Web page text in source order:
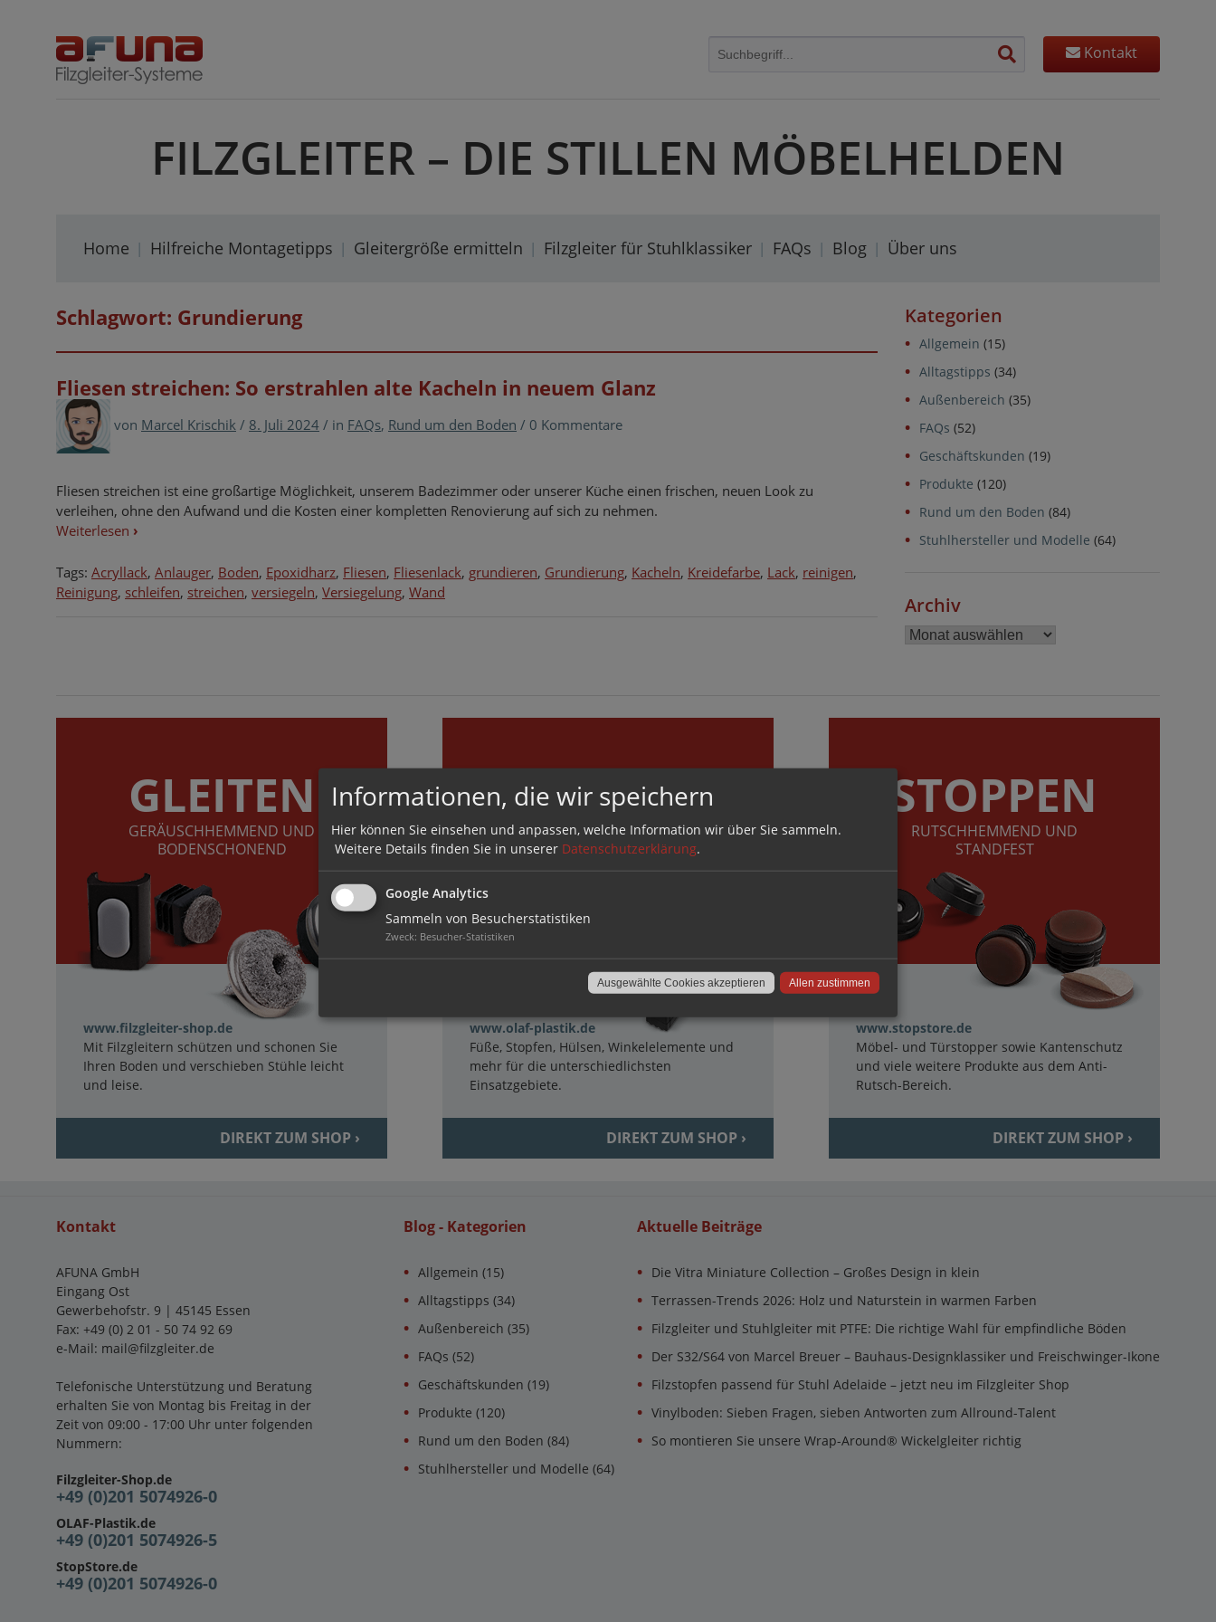
Kontakt
FILZGLEITER – DIE STILLEN MÖBELHELDEN
Home Hilfreiche Montagetipps Gleitergröße ermitteln Filzgleiter für Stuhlklassiker FAQs Blog Über uns
Schlagwort: Grundierung
Fliesen streichen: So erstrahlen alte Kacheln in neuem Glanz
von Marcel Krischik / 8. Juli 2024 / in FAQs, Rund um den Boden / 0 Kommentare
Fliesen streichen ist eine großartige Möglichkeit, unserem Badezimmer oder unserer Küche einen frischen, neuen Look zu
verleihen, ohne den Aufwand und die Kosten einer kompletten Renovierung auf sich zu nehmen.
Weiterlesen ›
Tags: Acryllack, Anlauger, Boden, Epoxidharz, Fliesen, Fliesenlack, grundieren, Grundierung, Kacheln, Kreidefarbe, Lack, reinigen,
Reinigung, schleifen, streichen, versiegeln, Versiegelung, Wand
Kategorien
Allgemein (15)
Alltagstipps (34)
Außenbereich (35)
FAQs (52)
Geschäftskunden (19)
Produkte (120)
Rund um den Boden (84)
Stuhlhersteller und Modelle (64)
Archiv
Archiv
GLEITEN
GERÄUSCHHEMMEND UND
BODENSCHONEND
www.filzgleiter-shop.de
Mit Filzgleitern schützen und schonen Sie
Ihren Boden und verschieben Stühle leicht
und leise.
DIREKT ZUM SHOP ›
VERBINDEN
TECHNISCHE LÖSUNGEN AUS
KUNSTSTOFF
www.olaf-plastik.de
Füße, Stopfen, Hülsen, Winkelelemente und
mehr für die unterschiedlichsten
Einsatzgebiete.
DIREKT ZUM SHOP ›
STOPPEN
RUTSCHHEMMEND UND
STANDFEST
www.stopstore.de
Möbel- und Türstopper sowie Kantenschutz
und viele weitere Produkte aus dem Anti-
Rutsch-Bereich.
DIREKT ZUM SHOP ›
Kontakt
AFUNA GmbH
Eingang Ost
Gewerbehofstr. 9 | 45145 Essen
Fax: +49 (0) 2 01 - 50 74 92 69
e-Mail: mail@filzgleiter.de
Telefonische Unterstützung und Beratung
erhalten Sie von Montag bis Freitag in der
Zeit von 09:00 - 17:00 Uhr unter folgenden
Nummern:
Filzgleiter-Shop.de
+49 (0)201 5074926-0
OLAF-Plastik.de
+49 (0)201 5074926-5
StopStore.de
+49 (0)201 5074926-0
Blog - Kategorien
Allgemein (15)
Alltagstipps (34)
Außenbereich (35)
FAQs (52)
Geschäftskunden (19)
Produkte (120)
Rund um den Boden (84)
Stuhlhersteller und Modelle (64)
Aktuelle Beiträge
Die Vitra Miniature Collection – Großes Design in klein
Terrassen-Trends 2026: Holz und Naturstein in warmen Farben
Filzgleiter und Stuhlgleiter mit PTFE: Die richtige Wahl für empfindliche Böden
Der S32/S64 von Marcel Breuer – Bauhaus-Designklassiker und Freischwinger-Ikone
Filzstopfen passend für Stuhl Adelaide – jetzt neu im Filzgleiter Shop
Vinylboden: Sieben Fragen, sieben Antworten zum Allround-Talent
So montieren Sie unsere Wrap-Around® Wickelgleiter richtig
Informationen, die wir speichern
Hier können Sie einsehen und anpassen, welche Information wir über Sie sammeln.
Weitere Details finden Sie in unserer Datenschutzerklärung.
Google Analytics
Sammeln von Besucherstatistiken
Zweck: Besucher-Statistiken
Allen zustimmen
Ausgewählte Cookies akzeptieren